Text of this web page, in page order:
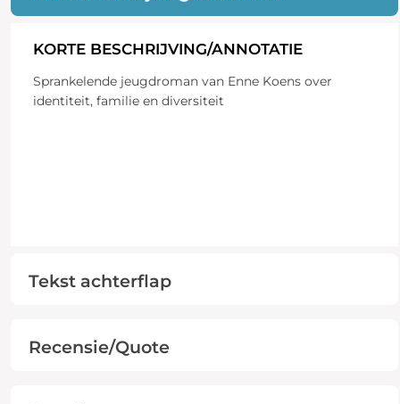
KORTE BESCHRIJVING/ANNOTATIE
Sprankelende jeugdroman van Enne Koens over
identiteit, familie en diversiteit
Tekst achterflap
Recensie/Quote